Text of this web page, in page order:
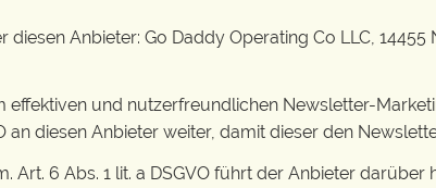
Anbieter: Go Daddy Operating Co LLC, 14455
effektiven und nutzerfreundlichen Newsletter-
an diesen Anbieter weiter, damit dieser den
6 Abs. 1 lit. a DSGVO führt der Anbieter